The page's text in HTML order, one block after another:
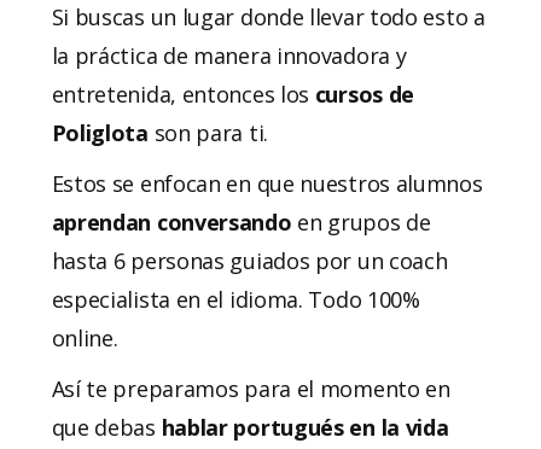
Si buscas un lugar donde llevar todo esto a
la práctica de manera innovadora y
entretenida, entonces los cursos de
Poliglota son para ti.
Estos se enfocan en que nuestros alumnos
aprendan conversando en grupos de
hasta 6 personas guiados por un coach
especialista en el idioma. Todo 100%
online.
Así te preparamos para el momento en
que debas hablar portugués en la vida